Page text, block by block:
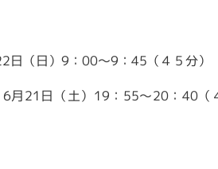
日）9：00～9：45（４５分）
21日（土）19：55～20：40（